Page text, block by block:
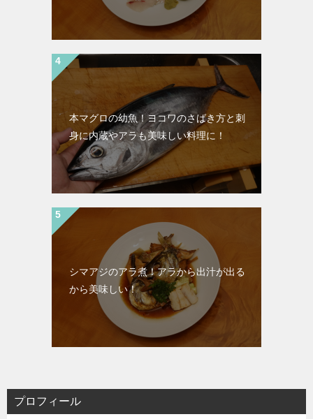
本マグロの幼魚！ヨコワのさばき方と刺
身に内蔵やアラも美味しい料理に！
シマアジのアラ煮！アラから出汁が出る
から美味しい！
プロフィール